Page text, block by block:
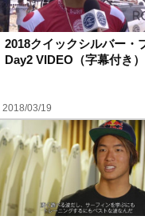
2018クイックシルバー・
Day2 VIDEO（字幕付き）
2018/03/19